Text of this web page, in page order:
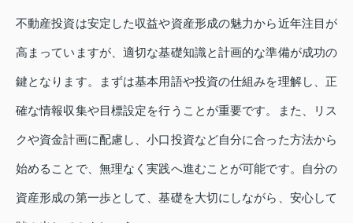
不動産投資は安定した収益や資産形成の魅力から近年注目が
高まっていますが、適切な基礎知識と計画的な準備が成功の
鍵となります。まずは基本用語や投資の仕組みを理解し、正
確な情報収集や目標設定を行うことが重要です。また、リス
クや資金計画に配慮し、小口投資など自分に合った方法から
始めることで、無理なく実践へ進むことが可能です。自分の
資産形成の第一歩として、基礎を大切にしながら、安心して